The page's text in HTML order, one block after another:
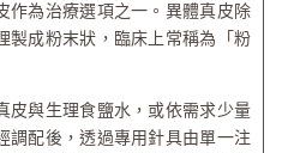
作為治療選項之一。異體真皮除
製成粉末狀，臨床上常稱為「粉
皮與生理食鹽水，或依需求少量
調配後，透過專用針具由單一注